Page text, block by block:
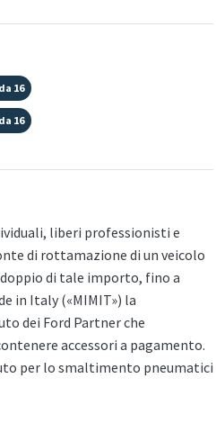
16
16
liberi professionisti e
di rottamazione di un veicolo
di tale importo, fino a
in Italy («MIMIT») la
dei Ford Partner che
accessori a pagamento.
per lo smaltimento pneumatici